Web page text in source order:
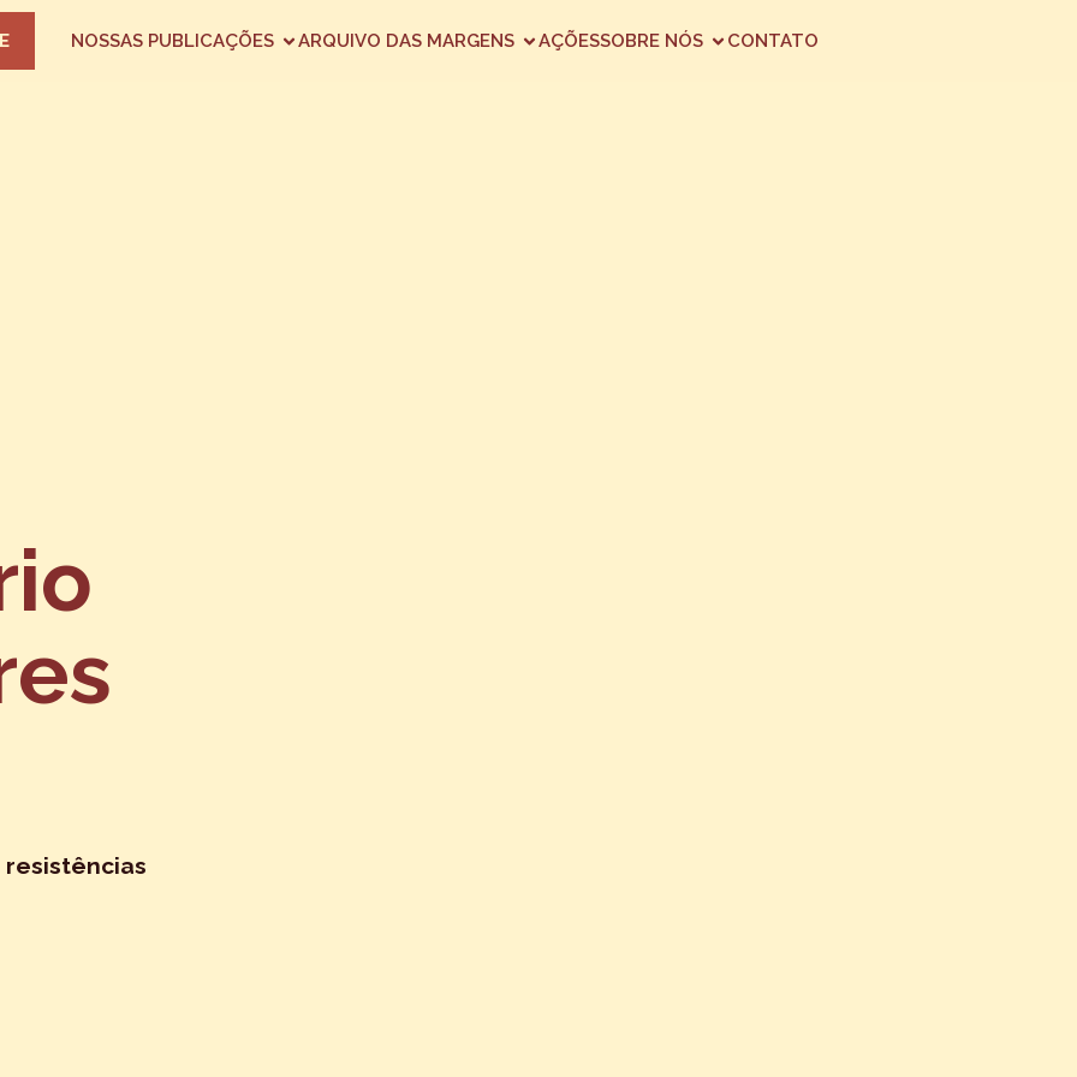
NOSSAS PUBLICAÇÕES ARQUIVO DAS MARGENS AÇÕESSOBRE NÓS CONTATO
resistências